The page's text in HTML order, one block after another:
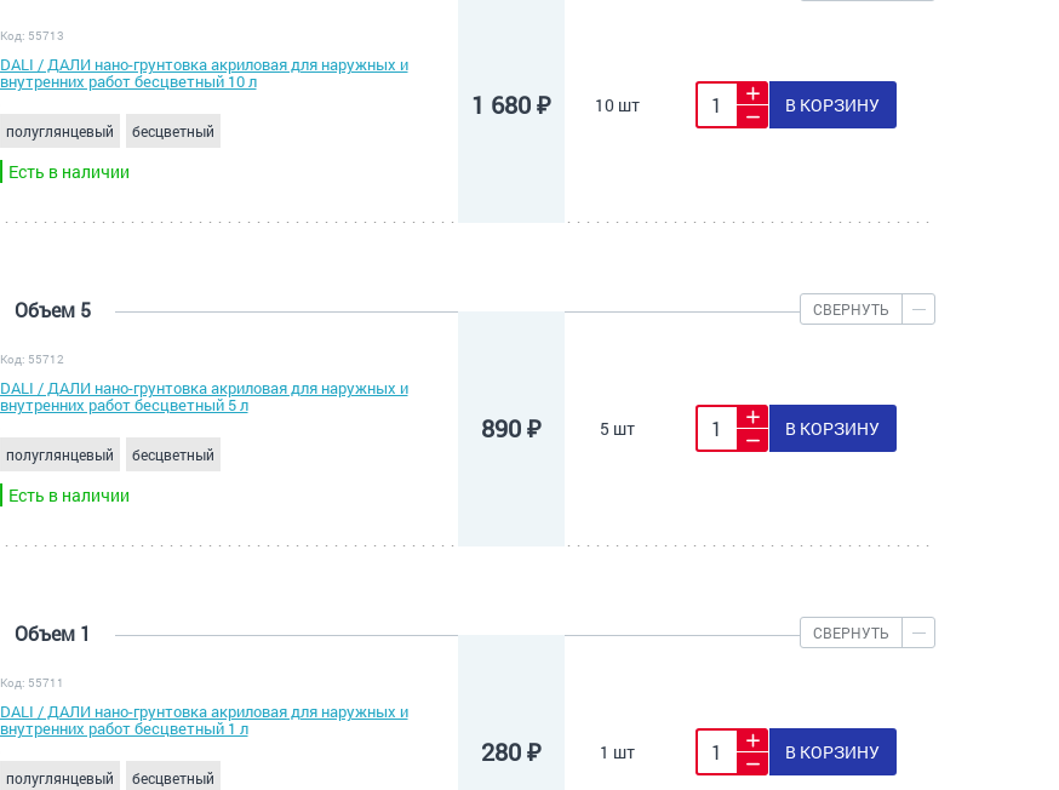
Код: 55713
DALI / ДАЛИ нано-грунтовка акриловая для наружных и
внутренних работ бесцветный 10 л
полуглянцевый бесцветный
Есть в наличии
1 680 ₽ 10 шт В КОРЗИНУ
Объем 5 СВЕРНУТЬ
Код: 55712
DALI / ДАЛИ нано-грунтовка акриловая для наружных и
внутренних работ бесцветный 5 л
полуглянцевый бесцветный
Есть в наличии
890 ₽ 5 шт В КОРЗИНУ
Объем 1 СВЕРНУТЬ
Код: 55711
DALI / ДАЛИ нано-грунтовка акриловая для наружных и
внутренних работ бесцветный 1 л
полуглянцевый бесцветный
280 ₽ 1 шт В КОРЗИНУ